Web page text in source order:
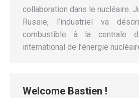
collaboration dans le nucléaire.
Russie, l’industriel va
combustible à la centrale
international de l’énergie
Welcome Bastien !